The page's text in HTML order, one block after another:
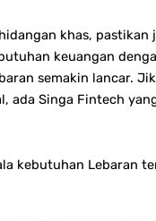
khas, pastikan
keuangan
semakin lancar.
ada Singa Fintech
kebutuhan Lebaran